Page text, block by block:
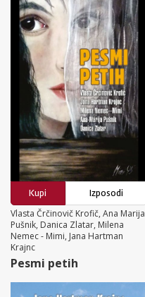
Kupi
Izposodi
Vlasta Črčinovič Krofič, Ana Marija
Pušnik, Danica Zlatar, Milena
Nemec - Mimi, Jana Hartman
Krajnc
Pesmi petih